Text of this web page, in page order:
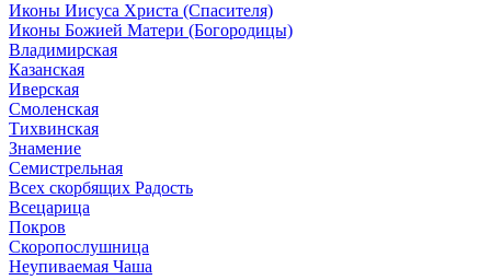
Иконы Иисуса Христа (Спасителя)
Иконы Божией Матери (Богородицы)
Владимирская
Казанская
Иверская
Смоленская
Тихвинская
Знамение
Семистрельная
Всех скорбящих Радость
Всецарица
Покров
Скоропослушница
Неупиваемая Чаша